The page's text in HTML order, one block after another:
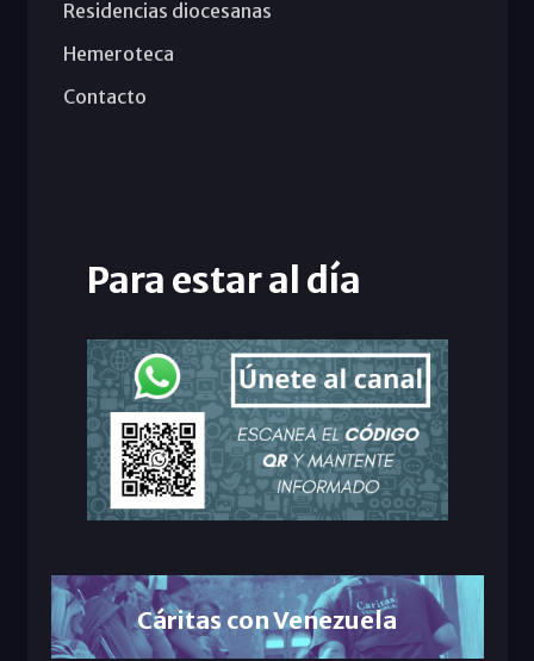
Residencias diocesanas
Hemeroteca
Contacto
Para estar al día
Cáritas con Venezuela